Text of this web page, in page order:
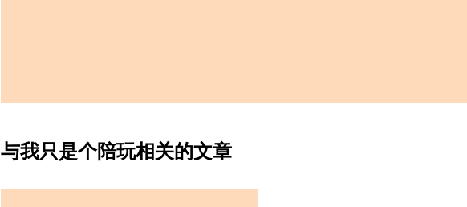
与我只是个陪玩相关的文章